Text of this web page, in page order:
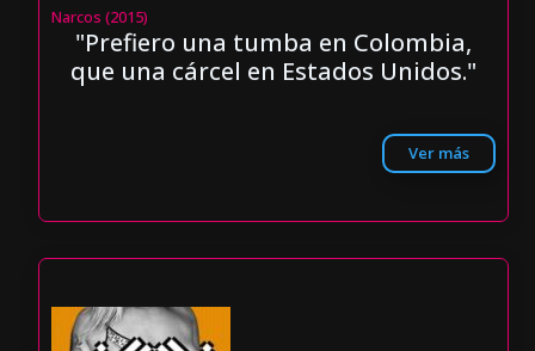
Narcos (2015)
"Prefiero una tumba en Colombia,
que una cárcel en Estados Unidos."
Ver más